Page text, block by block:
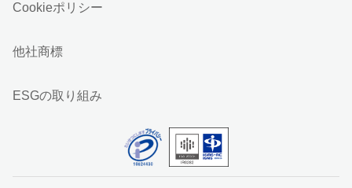
Cookieポリシー
他社商標
ESGの取り組み